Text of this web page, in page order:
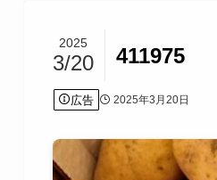
411975
2025
3/20
広告 2025年3月20日